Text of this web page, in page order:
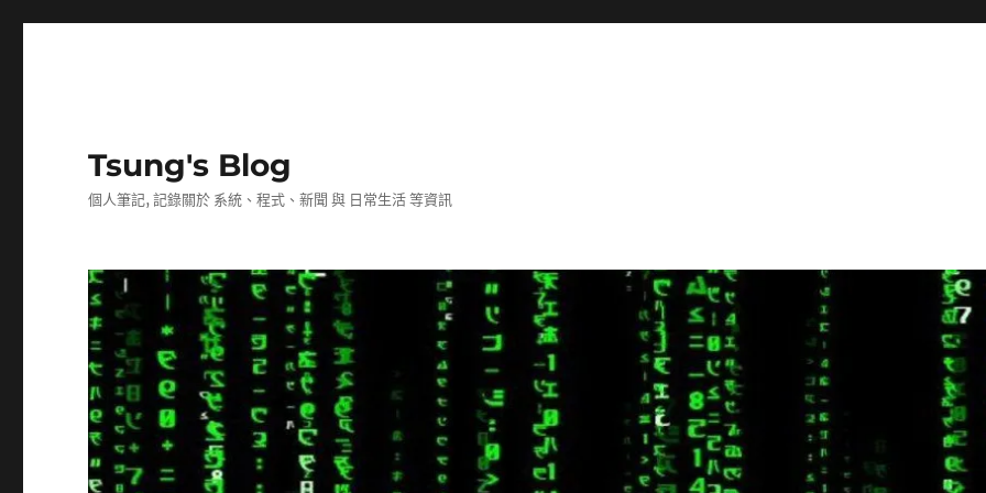
Tsung's Blog
個人筆記, 記錄關於 系統、程式、新聞 與 日常生活 等資訊